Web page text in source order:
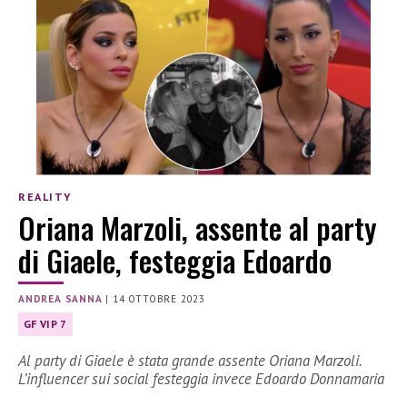
REALITY
Oriana Marzoli, assente al party
di Giaele, festeggia Edoardo
ANDREA SANNA | 14 OTTOBRE 2023
GF VIP 7
Al party di Giaele è stata grande assente Oriana Marzoli.
L’influencer sui social festeggia invece Edoardo Donnamaria